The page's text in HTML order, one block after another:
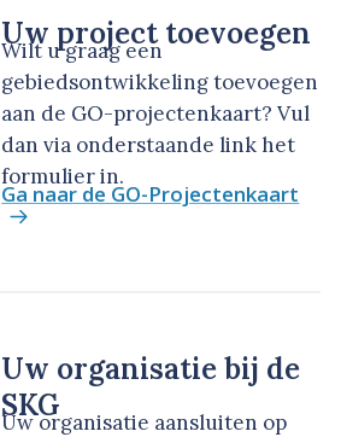
Uw project toevoegen
Wilt u graag een
gebiedsontwikkeling toevoegen
aan de GO-projectenkaart? Vul
dan via onderstaande link het
formulier in.
Ga naar de GO-Projectenkaart
Uw organisatie bij de
SKG
Uw organisatie aansluiten op